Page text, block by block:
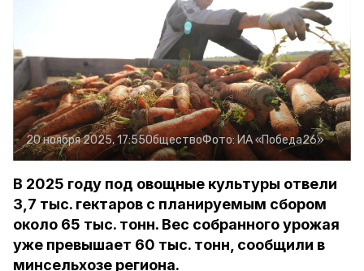
20 ноября 2025, 17:55ОбществоФото: ИА «Победа26»
В 2025 году под овощные культуры отвели
3,7 тыс. гектаров с планируемым сбором
около 65 тыс. тонн. Вес собранного урожая
уже превышает 60 тыс. тонн, сообщили в
минсельхозе региона.